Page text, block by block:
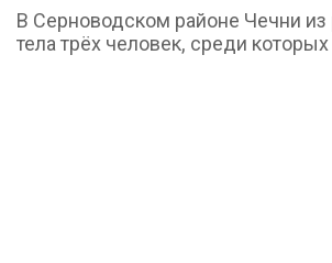
В Серноводском районе Чечни из
тела трёх человек, среди